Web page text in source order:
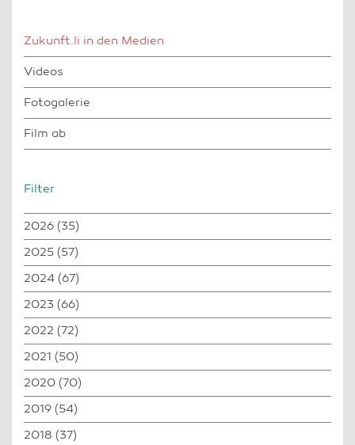
Zukunft.li in den Medien
Videos
Fotogalerie
Film ab
Filter
2026 (35)
2025 (57)
2024 (67)
2023 (66)
2022 (72)
2021 (50)
2020 (70)
2019 (54)
2018 (37)